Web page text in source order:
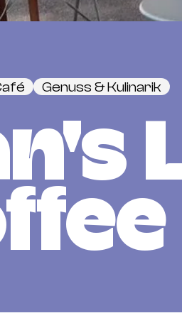
Genuss & Kulinarik